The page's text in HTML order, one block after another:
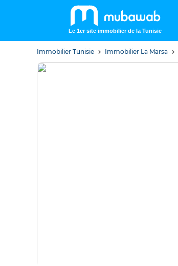
Le 1er site immobilier de la Tunisie
Immobilier Tunisie Immobilier La Marsa